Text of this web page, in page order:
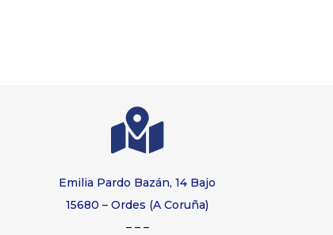

Emilia Pardo Bazán, 14 Bajo
15680 – Ordes (A Coruña)
– – –